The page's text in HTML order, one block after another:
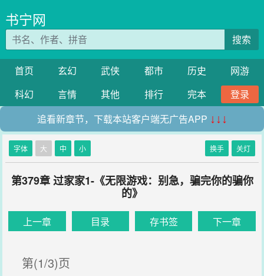
书宁网
搜索
首页 玄幻 武侠 都市 历史
网游
科幻
言情 其他 排行 完本
登录
追看新章节，下载本站客户端无广告APP ↓↓↓
字体 大 中 小 换手 关灯
第379章 过家家1-《无限游戏：别急，骗完你的骗你
的》
上一章 目录 存书签 下一章
第(1/3)页